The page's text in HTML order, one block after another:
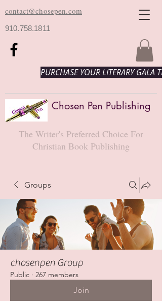
contact@chosepen.com
910.758.1811
PURCHASE YOUR LITERARY GALA
Chosen Pen Publishing
The Writer's Preferred Choice For
Christian Book Publishing
Groups
chosenpen Group
Public · 267 members
Join